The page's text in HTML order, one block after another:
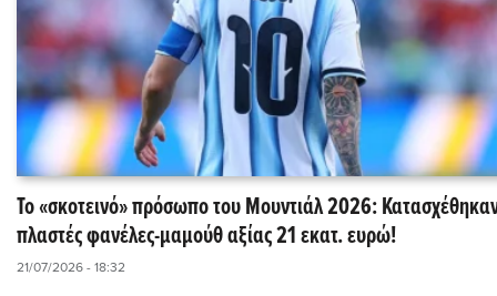
Το «σκοτεινό» πρόσωπο του Μουντιάλ 2026:
πλαστές φανέλες-μαμούθ αξίας 21 εκατ. ευρώ!
21/07/2026 - 18:32